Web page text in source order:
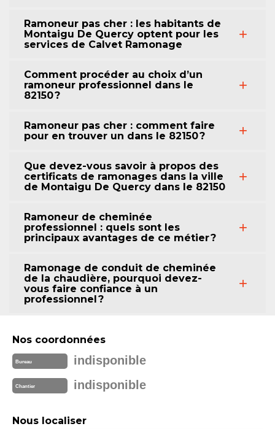
Ramoneur pas cher : les habitants de
Montaigu De Quercy optent pour les
services de Calvet Ramonage
Comment procéder au choix d’un
ramoneur professionnel dans le
82150 ?
Ramoneur pas cher : comment faire
pour en trouver un dans le 82150 ?
Que devez-vous savoir à propos des
certificats de ramonages dans la ville
de Montaigu De Quercy dans le 82150
Ramoneur de cheminée
professionnel : quels sont les
principaux avantages de ce métier ?
Ramonage de conduit de cheminée
de la chaudière, pourquoi devez-
vous faire confiance à un
professionnel ?
Nos coordonnées
Bureau indisponible
Chantier indisponible
Nous localiser